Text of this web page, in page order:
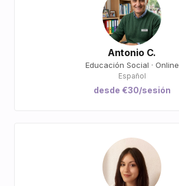
Antonio C.
Educación Social · Online
Español
desde €30/sesión